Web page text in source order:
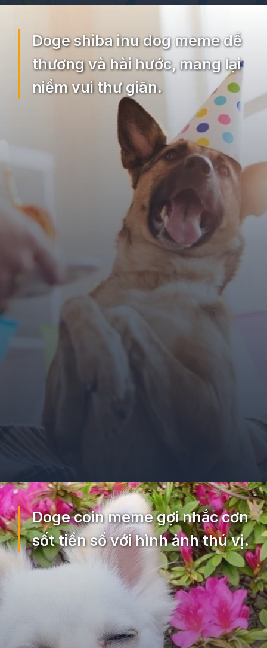
Doge shiba inu dog meme dễ
thương và hài hước, mang lại
niềm vui thư giãn.
Đang mởhttps://ocopaz.vn/doge-meme-552
Doge coin meme gợi nhắc cơn
sốt tiền số với hình ảnh thú vị.